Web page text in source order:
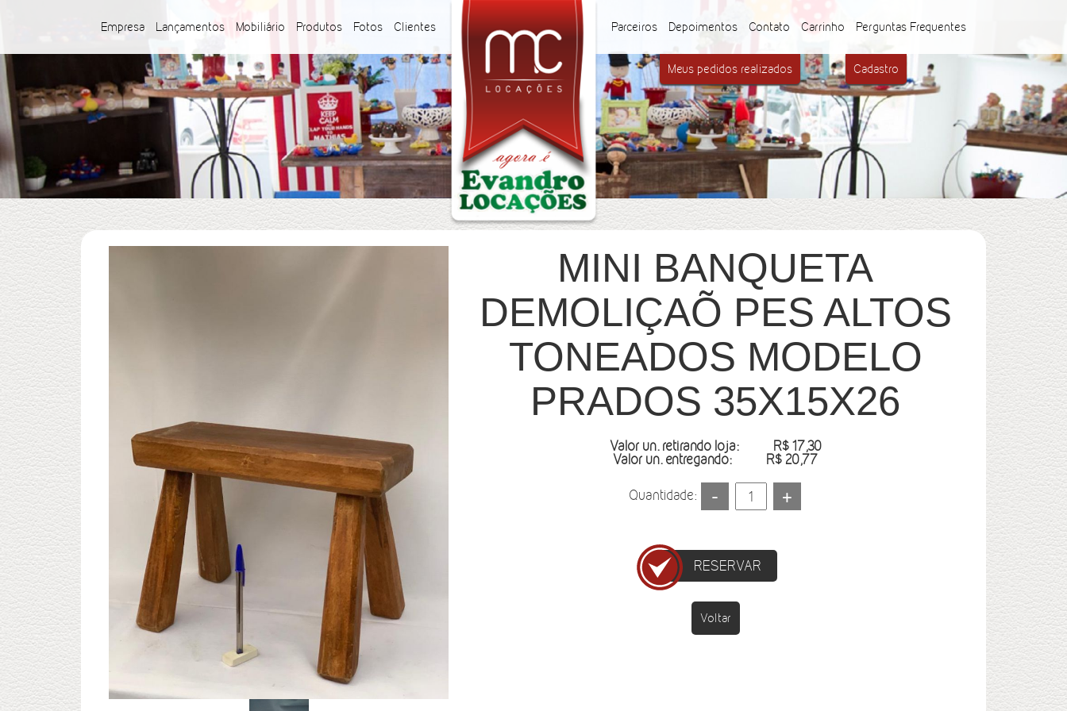
Empresa Lançamentos Mobiliário Produtos Fotos Clientes Parceiros Depoimentos Contato Carrinho Perguntas Frequentes
Meus pedidos realizados Cadastro
MINI BANQUETA
DEMOLIÇAÕ PES ALTOS
TONEADOS MODELO
PRADOS 35X15X26
Valor un. retirando loja:
R$ 17,30
Valor un. entregando:
R$ 20,77
Quantidade:
RESERVAR
Voltar